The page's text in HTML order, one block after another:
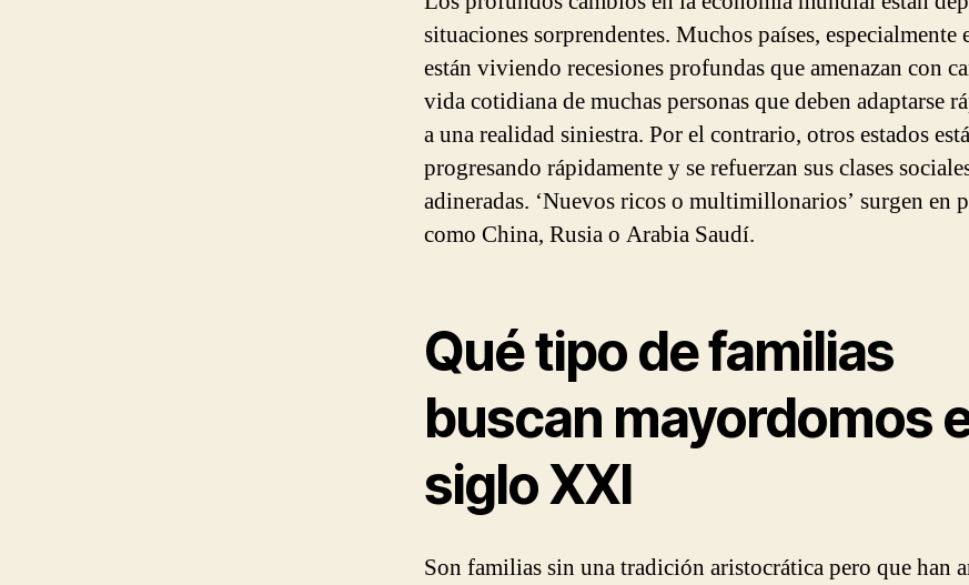
situaciones sorprendentes. Muchos países, especialmente
están viviendo recesiones profundas que amenazan con
vida cotidiana de muchas personas que deben adaptarse
a una realidad siniestra. Por el contrario, otros estados
progresando rápidamente y se refuerzan sus clases
adineradas. ‘Nuevos ricos o multimillonarios’ surgen en
como China, Rusia o Arabia Saudí.
Qué tipo de familias
buscan mayordomos
siglo XXI
Son familias sin una tradición aristocrática pero que han